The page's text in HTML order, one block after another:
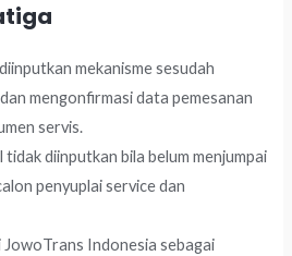
mekanisme sesudah
mengonfirmasi data pemesanan
servis.
diinputkan bila belum menjumpai
penyuplai service dan
JowoTrans Indonesia sebagai